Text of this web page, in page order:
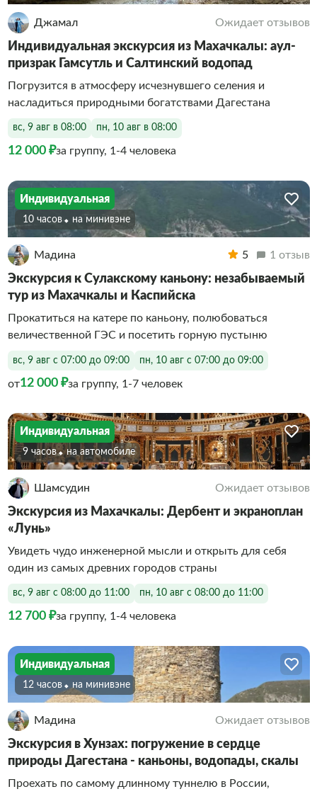
Джамал Ожидает отзывов
Индивидуальная экскурсия из Махачкалы: аул-
призрак Гамсутль и Салтинский водопад
Погрузится в атмосферу исчезнувшего селения и
насладиться природными богатствами Дагестана
вс, 9 авг в 08:00 пн, 10 авг в 08:00
12 000 ₽за группу, 1-4 человека
Индивидуальная
10 часов На минивэне
Мадина 5 1 отзыв
Экскурсия к Сулакскому каньону: незабываемый
тур из Махачкалы и Каспийска
Прокатиться на катере по каньону, полюбоваться
величественной ГЭС и посетить горную пустыню
вс, 9 авг с 07:00 до 09:00 пн, 10 авг с 07:00 до 09:00
от12 000 ₽за группу, 1-7 человек
Индивидуальная
9 часов На автомобиле
Шамсудин Ожидает отзывов
Экскурсия из Махачкалы: Дербент и экраноплан
«Лунь»
Увидеть чудо инженерной мысли и открыть для себя
один из самых древних городов страны
вс, 9 авг с 08:00 до 11:00 пн, 10 авг с 08:00 до 11:00
12 700 ₽за группу, 1-4 человека
Индивидуальная
12 часов На минивэне
Мадина Ожидает отзывов
Экскурсия в Хунзах: погружение в сердце
природы Дагестана - каньоны, водопады, скалы
Проехать по самому длинному туннелю в России,